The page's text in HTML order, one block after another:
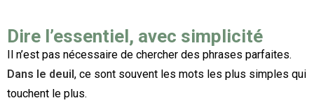
Dire l’essentiel, avec simplicité
Il n’est pas nécessaire de chercher des phrases parfaites.
Dans le deuil, ce sont souvent les mots les plus simples qui
touchent le plus.